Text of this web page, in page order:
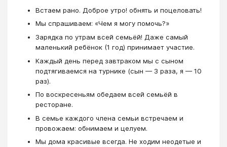
Встаем рано. Доброе утро! обнять и поцеловать!
Мы спрашиваем: «Чем я могу помочь?»
Зарядка по утрам всей семьёй! Даже самый
маленький ребёнок (1 год) принимает участие.
Каждый день перед завтраком мы с сыном
подтягиваемся на турнике (сын — 3 раза, я — 10
раз).
По воскресеньям обедаем всей семьёй в
ресторане.
В семье каждого члена семьи встречаем и
провожаем: обнимаем и целуем.
Мы дома красивые всегда. Не ходим неодетые и